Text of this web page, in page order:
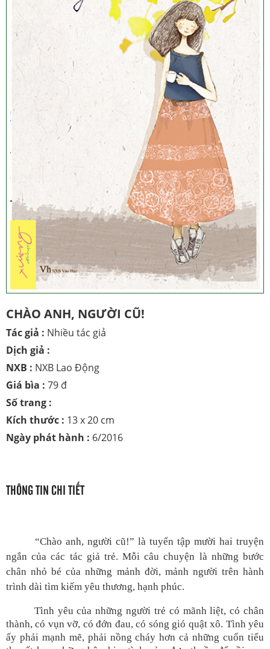
CHÀO ANH, NGƯỜI CŨ!
Tác giả : Nhiều tác giả
Dịch giả :
NXB : NXB Lao Động
Giá bìa : 79 đ
Số trang :
Kích thước : 13 x 20 cm
Ngày phát hành : 6/2016
THÔNG TIN CHI TIẾT
“Chào anh, người cũ!” là tuyển tập mười hai truyện
ngắn của các tác giả trẻ. Mỗi câu chuyện là những bước
chân nhỏ bé của những mảnh đời, mảnh người trên hành
trình dài tìm kiếm yêu thương, hạnh phúc.
Tình yêu của những người trẻ có mãnh liệt, có chân
thành, có vụn vỡ, có đớn đau, có sóng gió quật xô. Tình yêu
ấy phải mạnh mẽ, phải nồng cháy hơn cả những cuốn tiểu